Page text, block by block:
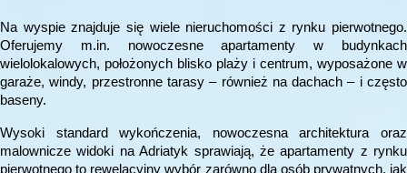
Na wyspie znajduje się wiele nieruchomości z rynku pierwotnego.
Oferujemy m.in. nowoczesne apartamenty w budynkach
wielolokalowych, położonych blisko plaży i centrum, wyposażone w
garaże, windy, przestronne tarasy – również na dachach – i często
baseny.
Wysoki standard wykończenia, nowoczesna architektura oraz
malownicze widoki na Adriatyk sprawiają, że apartamenty z rynku
pierwotnego to rewelacyjny wybór zarówno dla osób prywatnych, jak